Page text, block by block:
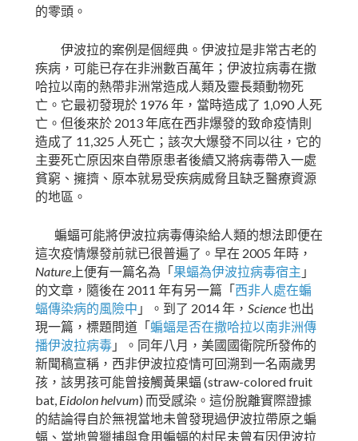
的零頭。
伊波拉的案例是個經典。伊波拉是非常古老的
疾病，可能已存在非洲數百萬年；伊波拉病毒在撒
哈拉以南的熱帶非洲常造成人類及靈長類動物死
亡。它最初發現於 1976年，當時造成了 1,090 人死
亡。但後來於 2013年底在西非爆發的致命疫情則
造成了 11,325 人死亡；該次大爆發不同以往，它的
主要死亡原因來自帶原患者後續又將病毒帶入一處
貧窮、擁擠、原本就易受疾病威脅且缺乏醫療資源
的地區。
蝙蝠可能將伊波拉病毒傳染給人類的想法即便在
這次疫情爆發前就已很普遍了。早在 2005 年時，
Nature 上便有一篇名為「 果蝠為伊波拉病毒宿主 」
的文章，隨後在 2011 年有另一篇「 西非人處在蝙
蝠傳染病的風險中 」。到了 2014年， Science也出
現一篇，標題問道「 蝙蝠是否在撒哈拉以南非洲傳
播伊波拉病毒 」。同年八月，美國國衛院所發佈的
新聞稿宣稱，西非伊波拉疫情可回溯到一名兩歲男
孩，該男孩可能曾接觸黃果蝠 (straw-colored fruit
bat, Eidolon helvum) 而受感染。這份脫離實際證據
的結論得自於無視當地未曾發現過伊波拉帶原之蝙
蝠、當地曾獵捕與食用蝙蝠的村民未曾有因伊波拉